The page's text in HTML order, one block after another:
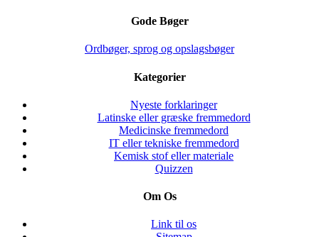
Gode Bøger
Ordbøger, sprog og opslagsbøger
Kategorier
Nyeste forklaringer
Latinske eller græske fremmedord
Medicinske fremmedord
IT eller tekniske fremmedord
Kemisk stof eller materiale
Quizzen
Om Os
Link til os